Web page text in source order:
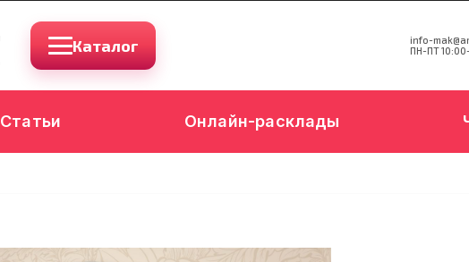
Каталог
info-
ПН-ПТ
Статьи Онлайн-расклады